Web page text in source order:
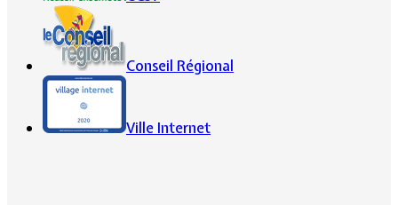
Conseil Régional
Ville Internet